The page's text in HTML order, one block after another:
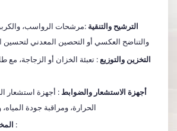
الترشيح والتنقية:مرشحات الرواسب،
والتناضح العكسي أو التحصين المعدني لتحسين
التخزين والتوزيع: تعبئة الخزان أو الزجاجة، مع
أجهزة الاستشعار والضوابط: أجهزة استشعار
الحرارة، ومراقبة جودة المياه،
: